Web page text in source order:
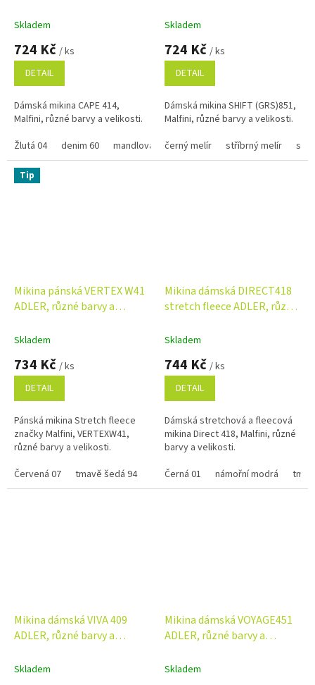
Skladem
724 Kč / ks
DETAIL
Dámská mikina CAPE 414,
Malfini, různé barvy a velikosti.
Žlutá 04
denim 60 mandlová 21 světle šedý melír 03
Skladem
724 Kč / ks
DETAIL
Dámská mikina SHIFT (GRS)851,
Malfini, různé barvy a velikosti.
černý melír
stříbrný melír
Tip
Mikina pánská VERTEX W41
ADLER, různé barvy a
Skladem
734 Kč / ks
DETAIL
Pánská mikina Stretch fleece
značky Malfini, VERTEXW41,
různé barvy a velikosti.
Červená 07
tmavě šedá 94 petrolejová 93
Mikina dámská DIRECT418
stretch fleece ADLER, různé
Skladem
744 Kč / ks
DETAIL
Dámská stretchová a fleecová
mikina Direct 418, Malfini, různé
barvy a velikosti.
Černá 01
námořní modrá
Mikina dámská VIVA 409
ADLER, různé barvy a
Skladem
Mikina dámská VOYAGE451
ADLER, různé barvy a
Skladem